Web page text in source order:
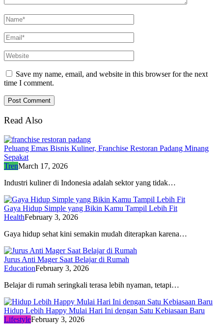
Save my name, email, and website in this browser for the next
time I comment.
Read Also
Peluang Emas Bisnis Kuliner, Franchise Restoran Padang Minang
Sepakat
TrenMarch 17, 2026
Industri kuliner di Indonesia adalah sektor yang tidak…
Gaya Hidup Simple yang Bikin Kamu Tampil Lebih Fit
HealthFebruary 3, 2026
Gaya hidup sehat kini semakin mudah diterapkan karena…
Jurus Anti Mager Saat Belajar di Rumah
EducationFebruary 3, 2026
Belajar di rumah seringkali terasa lebih nyaman, tetapi…
Hidup Lebih Happy Mulai Hari Ini dengan Satu Kebiasaan Baru
LifestyleFebruary 3, 2026